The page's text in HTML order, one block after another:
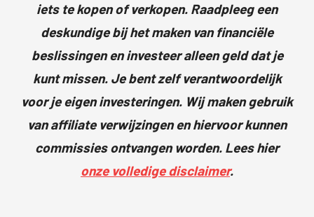
iets te kopen of verkopen. Raadpleeg een
deskundige bij het maken van financiële
beslissingen en investeer alleen geld dat je
kunt missen. Je bent zelf verantwoordelijk
voor je eigen investeringen. Wij maken gebruik
van affiliate verwijzingen en hiervoor kunnen
commissies ontvangen worden. Lees hier
onze volledige disclaimer.